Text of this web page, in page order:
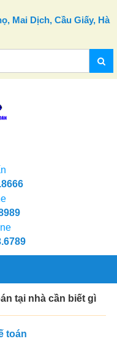
Mai Dịch, Cầu Giấy, Hà
tại nhà cần biết gì
toán